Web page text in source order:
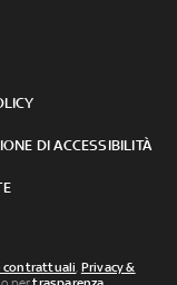
DI ACCESSIBILITÀ
contrattuali, Privacy &